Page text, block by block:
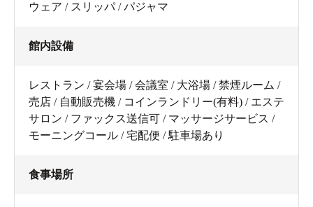
ウェア / スリッパ / パジャマ
館内設備
レストラン / 宴会場 / 会議室 / 大浴場 / 禁煙ルーム /
売店 / 自動販売機 / コインランドリー(有料) / エステ
サロン / ファックス送信可 / マッサージサービス /
モーニングコール / 宅配便 / 駐車場あり
食事場所